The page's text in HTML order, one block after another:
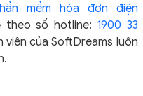
mềm hóa đơn điện
theo số hotline: 1900 33
viên của SoftDreams luôn